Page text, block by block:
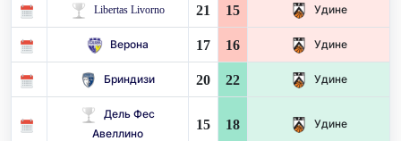
Libertas Livorno 21 15 Удине
Верона 17 16 Удине
Бриндизи 20 22 Удине
Дель Фес
Авеллино
15 18 Удине